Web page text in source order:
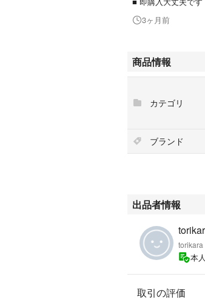
3ヶ月前
商品情報
カテゴリ
ブランド
出品者情報
torikara
本
取引の評価